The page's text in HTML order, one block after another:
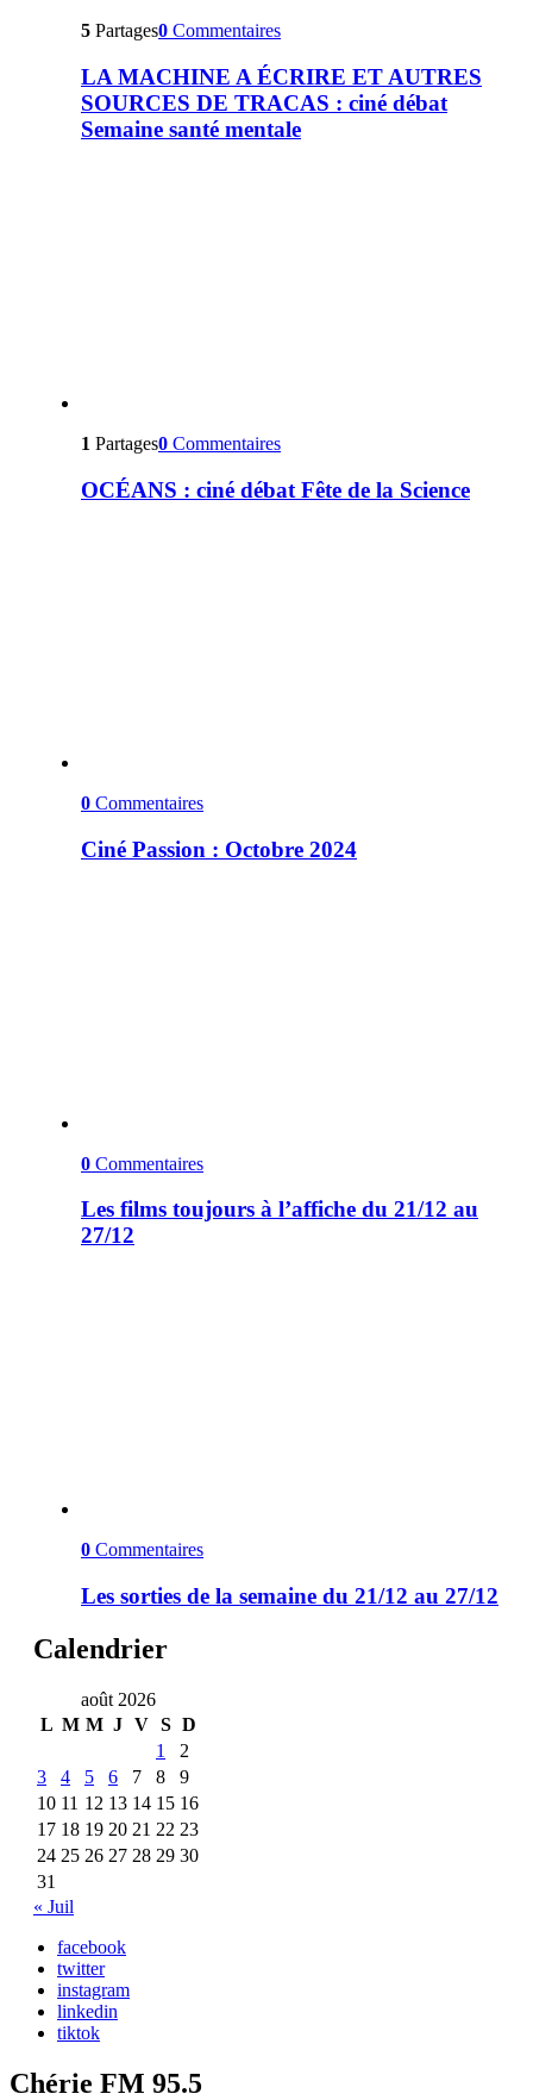
5 Partages0 Commentaires
LA MACHINE A ÉCRIRE ET AUTRES
SOURCES DE TRACAS : ciné débat
Semaine santé mentale
1 Partages0 Commentaires
OCÉANS : ciné débat Fête de la Science
0 Commentaires
Ciné Passion : Octobre 2024
0 Commentaires
Les films toujours à l’affiche du 21/12 au
27/12
0 Commentaires
Les sorties de la semaine du 21/12 au 27/12
Calendrier
août 2026
L M M J V S D
1
2
3
4 5 6 7 8
9
10 11 12 13 14 15 16
17 18 19 20 21 22 23
24 25 26 27 28 29 30
31
« Juil
facebook
twitter
instagram
linkedin
tiktok
Chérie FM 95.5